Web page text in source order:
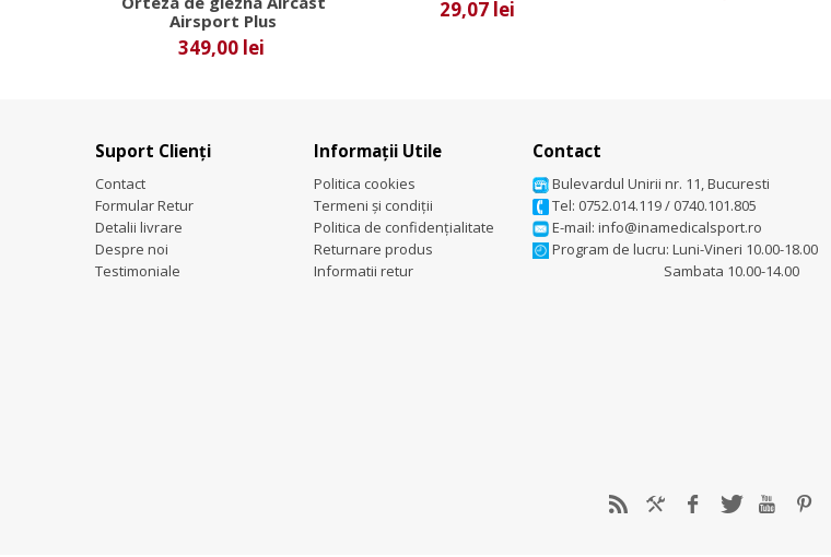
Airsport Plus
349,00 lei
29,07 lei
Suport Clienți
Contact
Formular Retur
Detalii livrare
Despre noi
Testimoniale
Informații Utile
Politica cookies
Termeni și condiții
Politica de confidențialitate
Returnare produs
Informatii retur
Contact
Bulevardul Unirii nr. 11, Bucuresti
Tel: 0752.014.119/ 0740.101.805
E-mail: info@inamedicalsport.ro
Program de lucru: Luni-Vineri 10.00-18.00
Sambata 10.00-14.00